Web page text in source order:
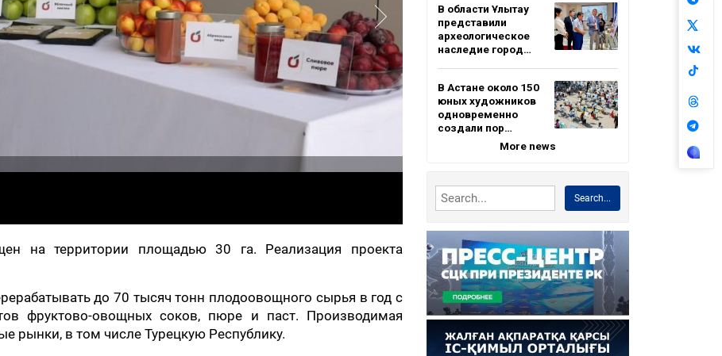
на территории площадью 30 га. Реализация проекта
до 70 тысяч тонн плодоовощного сырья в год с
фруктово-овощных соков, пюре и паст. Производимая
рынки, в том числе Турецкую Республику.
В области Ұлытау
представили
археологическое
наследие город…
В Астане около 150
юных художников
одновременно
создали пор…
More news
Search...